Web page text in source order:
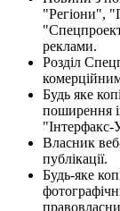
"Регіони",
реклами.
Розділ
Будь яке
поширення
"Інтерфакс-
Власник
публікації.
Будь-яке